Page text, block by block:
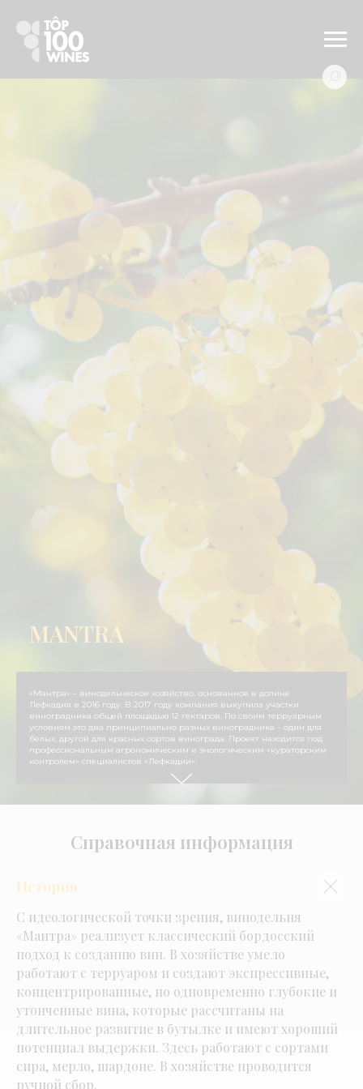
MANTRA
«Мантра» – винодельческое хозяйство, основанное в долине
Лефкадия в 2016 году. В 2017 году компания выкупила участки
виноградника общей площадью 12 гектаров. По своим терруарным
условиям это два принципиально разных виноградника – один для
белых, другой для красных сортов винограда. Проект находится под
профессиональным агрономическим и энологическим «кураторским
контролем» специалистов «Лефкадии».
Справочная информация
История
С идеологической точки зрения, винодельня
«Мантра» реализует классический бордосский
подход к созданию вин. В хозяйстве умело
работают с терруаром и создают экспрессивные,
концентрированные, но одновременно глубокие и
утонченные вина, которые рассчитаны на
длительное развитие в бутылке и имеют хороший
потенциал выдержки. Здесь работают с сортами
сира, мерло, шардоне. В хозяйстве проводится
ручной сбор.